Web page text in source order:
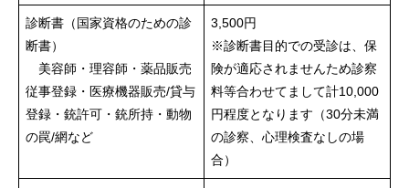
診断書（国家資格のための診
断書）
美容師・理容師・薬品販売
従事登録・医療機器販売/貸与
登録・銃許可・銃所持・動物
の罠/網など
3,500円
※診断書目的での受診は、保
険が適応されませんため診察
料等合わせてまして計10,000
円程度となります（30分未満
の診察、心理検査なしの場
合）